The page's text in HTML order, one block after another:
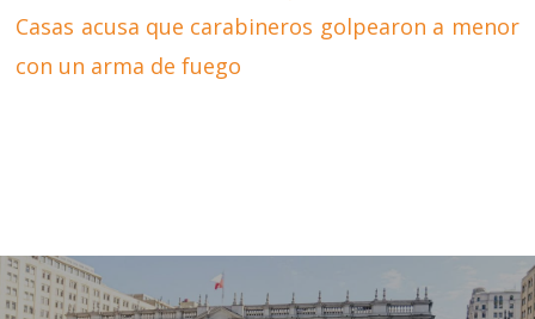
Casas acusa que carabineros golpearon a menor
con un arma de fuego